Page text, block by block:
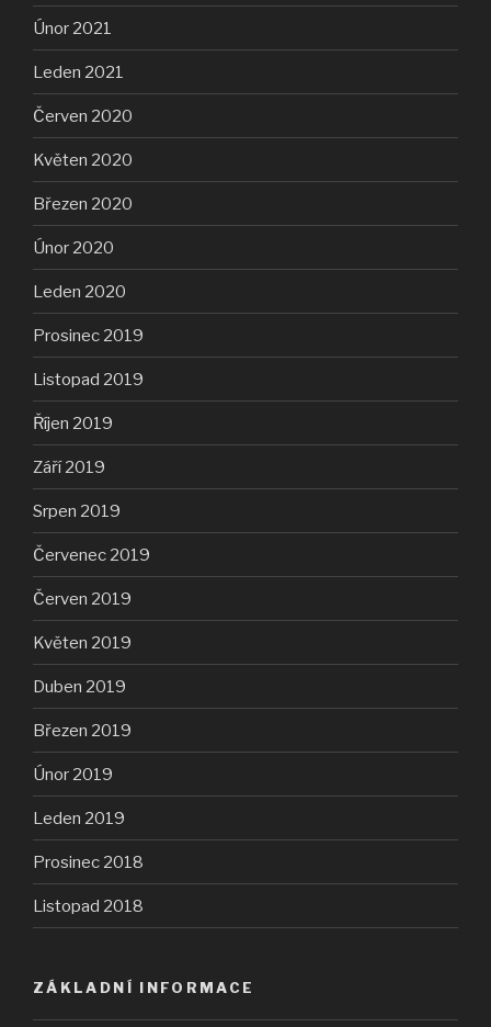
Únor 2021
Leden 2021
Červen 2020
Květen 2020
Březen 2020
Únor 2020
Leden 2020
Prosinec 2019
Listopad 2019
Říjen 2019
Září 2019
Srpen 2019
Červenec 2019
Červen 2019
Květen 2019
Duben 2019
Březen 2019
Únor 2019
Leden 2019
Prosinec 2018
Listopad 2018
ZÁKLADNÍ INFORMACE